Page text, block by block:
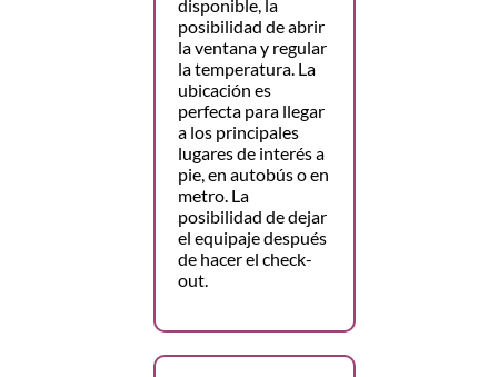
disponible, la
posibilidad de abrir
la ventana y regular
la temperatura. La
ubicación es
perfecta para llegar
a los principales
lugares de interés a
pie, en autobús o en
metro. La
posibilidad de dejar
el equipaje después
de hacer el check-
out.